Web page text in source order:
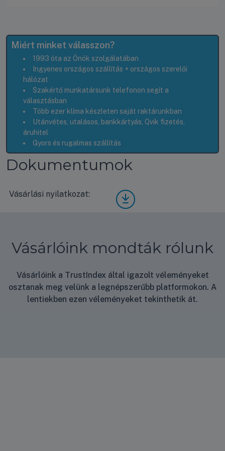
Miért minket válasszon?
1993 óta az Önök szolgálatában
Ingyenes országos szállítás + országos szerelői
hálózat
Szakértő munkatársunk telefonon segít a
választásban
Több ezer klíma készleten saját raktárunkban
Utánvétes, utalásos, bankkártyás, Qvik fizetés,
áruhitel
Gyors és rugalmas szállítás
Dokumentumok
Vásárlási nyilatkozat:
Vásá
rlási
Vásárlóink mondták rólunk
Vásárlóink a TrustIndex által igazolt véleményeket
osztanak meg velünk a legnépszerűbb platformokon. A
lentiekben ezen véleményeket tekinthetik át.